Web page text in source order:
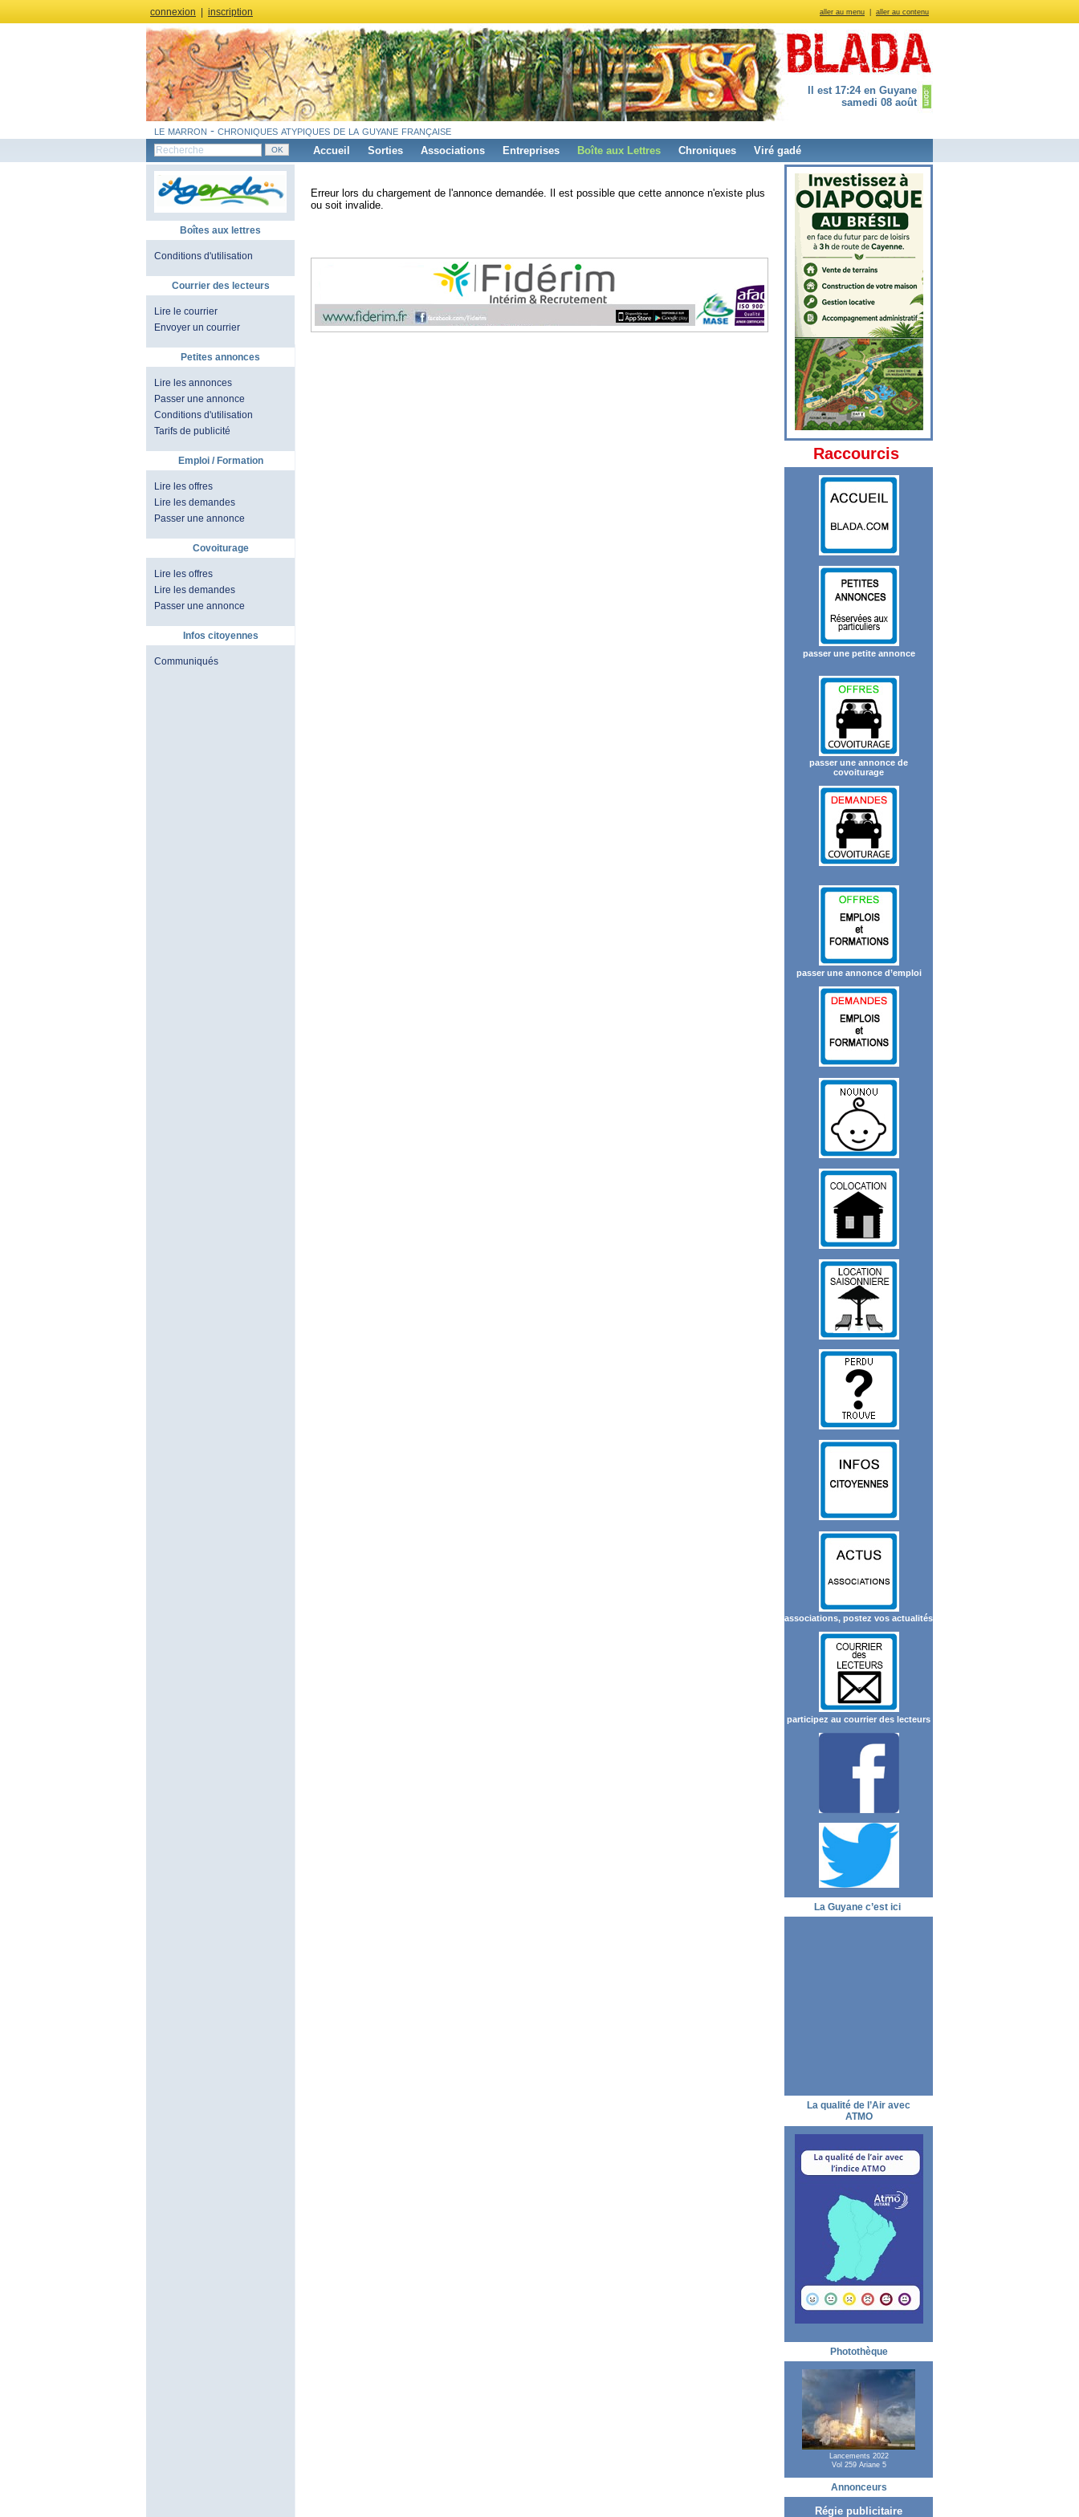
aller au menu aller au contenu
connexion inscription
Il est 17:24 en Guyane
samedi 08 août
le marron - chroniques atypiques de la guyane française
Accueil Sorties Associations Entreprises Boîte aux Lettres Chroniques Viré gadé
Boîtes aux lettres
Conditions d'utilisation
Courrier des lecteurs
Lire le courrier
Envoyer un courrier
Petites annonces
Lire les annonces
Passer une annonce
Conditions d'utilisation
Tarifs de publicité
Emploi / Formation
Lire les offres
Lire les demandes
Passer une annonce
Covoiturage
Lire les offres
Lire les demandes
Passer une annonce
Infos citoyennes
Communiqués
Erreur lors du chargement de l'annonce demandée. Il est possible que cette annonce n'existe plus
ou soit invalide.
Raccourcis
passer une petite annonce
passer une annonce de
covoiturage
passer une annonce d’emploi
associations, postez vos actualités
participez au courrier des lecteurs
La Guyane c’est ici
La qualité de l’Air avec
ATMO
Photothèque
Lancements 2022
Vol 259 Ariane 5
Annonceurs
Régie publicitaire